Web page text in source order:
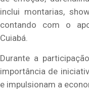
inclui montarias,
contando com o
Cuiabá.
Durante a
importância de
e impulsionam a